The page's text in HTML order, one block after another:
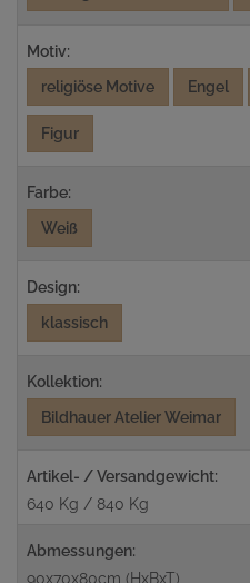
Motiv:
religiöse Motive
Engel
Figur
Farbe:
Weiß
Design:
klassisch
Kollektion:
Bildhauer Atelier Weimar
Artikel- / Versandgewicht:
640 Kg / 840 Kg
Abmessungen:
90x70x80cm (HxBxT)